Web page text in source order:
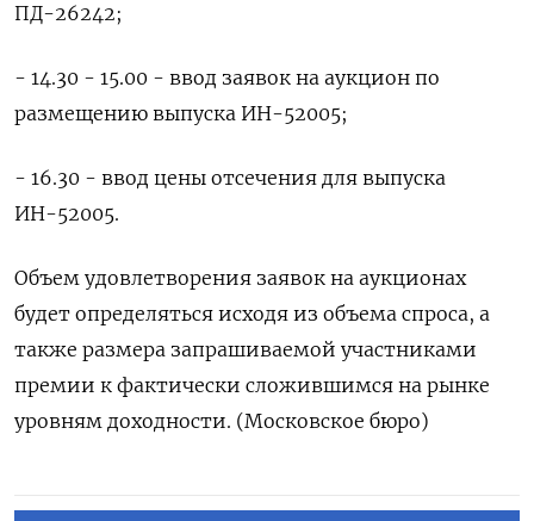
ПД-26242;
- 14.30 - 15.00 - ввод заявок на аукцион по
размещению выпуска ИН-52005;
- 16.30 - ввод цены отсечения для выпуска
ИН-52005.
Объем удовлетворения заявок на аукционах
будет определяться исходя из объема спроса, а
также размера запрашиваемой участниками
премии к фактически сложившимся на рынке
уровням доходности. (Московское бюро)